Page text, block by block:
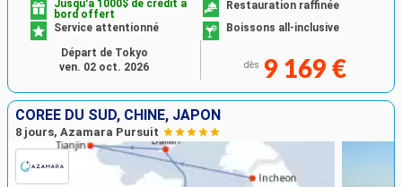
Jusqu'à 1000$ de crédit à
bord offert
Restauration raffinée
Service attentionné
Boissons all-inclusive
dès 9 169 €
Départ de Tokyo
ven. 02 oct. 2026
CORÉE DU SUD, CHINE, JAPON
8 jours, Azamara Pursuit